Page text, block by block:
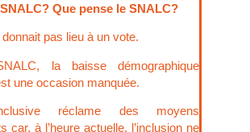
Que pense le SNALC?
pas lieu à un vote.
la baisse démographique
une occasion manquée.
réclame des moyens
car, à l’heure actuelle, l’inclusion ne